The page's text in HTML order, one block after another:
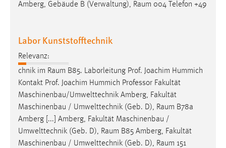
Amberg, Gebäude B (Verwaltung), Raum 004 Telefon +49
Labor Kunststofftechnik
Relevanz:
chnik im Raum B85. Laborleitung Prof. Joachim Hummich
Kontakt Prof. Joachim Hummich Professor Fakultät
Maschinenbau/Umwelttechnik Amberg, Fakultät
Maschinenbau / Umwelttechnik (Geb. D), Raum B78a
Amberg [...] Amberg, Fakultät Maschinenbau /
Umwelttechnik (Geb. D), Raum B85 Amberg, Fakultät
Maschinenbau / Umwelttechnik (Geb. D), Raum 151